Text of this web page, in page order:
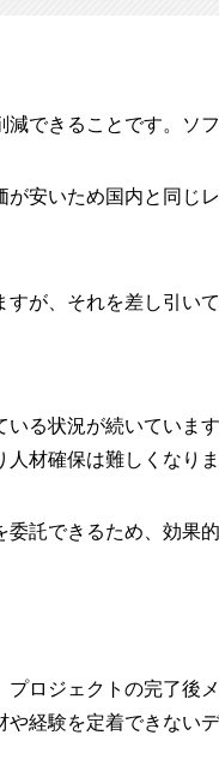
できることです。ソ
安いため国内と同
が、それを差し引い
る状況が続いてい
材確保は難しくなりま
託できるため、効果
ロジェクトの完了後
経験を定着できない